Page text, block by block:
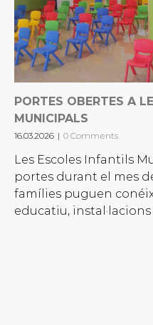
PORTES OBERTES A
MUNICIPALS
16.03.2026 | 0 Comments
Les Escoles Infantils
portes durant el mes
famílies puguen
educatiu, instal·lacions